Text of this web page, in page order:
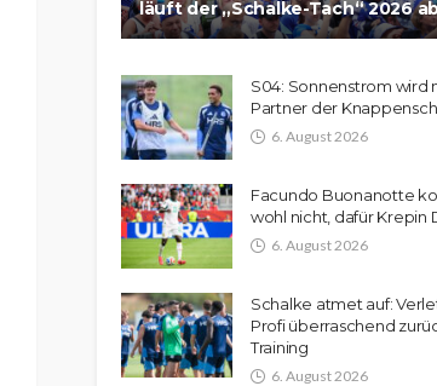
läuft der „Schalke-Tach“ 2026
S04: Sonnenstrom wird
Partner der
6. August 2026
Facundo Buonanotte
wohl nicht, dafür Krepin
6. August 2026
Schalke atmet auf:
Profi überraschend
Training
6. August 2026